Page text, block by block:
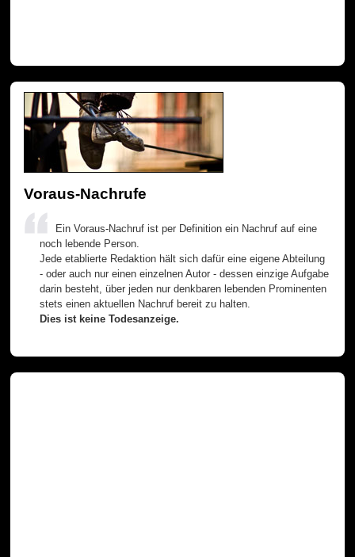
Voraus-Nachrufe
Ein Voraus-Nachruf ist per Definition ein Nachruf auf eine
noch lebende Person.
Jede etablierte Redaktion hält sich dafür eine eigene Abteilung
- oder auch nur einen einzelnen Autor - dessen einzige Aufgabe
darin besteht, über jeden nur denkbaren lebenden Prominenten
stets einen aktuellen Nachruf bereit zu halten.
Dies ist keine Todesanzeige.